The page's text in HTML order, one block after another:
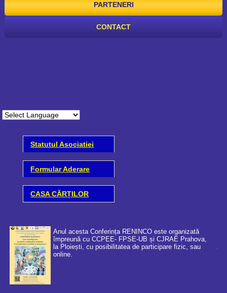
PARTENERI
CONTACT
Statutul Asociatiei
Formular Aderare
CASA CĂRȚILOR
Anul acesta Conferința RENINCO este organizată
împreună cu CCPEE- FPSE-UB și CJRAE Prahova,
la Ploiești, cu posibilitatea de participare fizic, sau
online.